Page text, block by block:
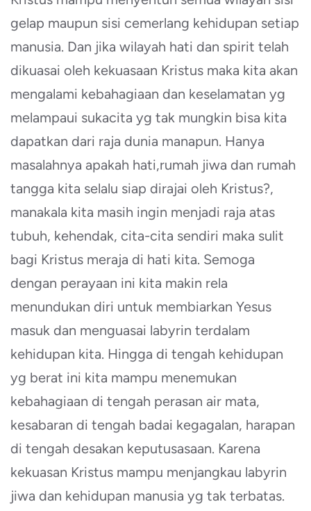
gelap maupun sisi cemerlang kehidupan setiap
manusia. Dan jika wilayah hati dan spirit telah
dikuasai oleh kekuasaan Kristus maka kita akan
mengalami kebahagiaan dan keselamatan yg
melampaui sukacita yg tak mungkin bisa kita
dapatkan dari raja dunia manapun. Hanya
masalahnya apakah hati,rumah jiwa dan rumah
tangga kita selalu siap dirajai oleh Kristus?,
manakala kita masih ingin menjadi raja atas
tubuh, kehendak, cita-cita sendiri maka sulit
bagi Kristus meraja di hati kita. Semoga
dengan perayaan ini kita makin rela
menundukan diri untuk membiarkan Yesus
masuk dan menguasai labyrin terdalam
kehidupan kita. Hingga di tengah kehidupan
yg berat ini kita mampu menemukan
kebahagiaan di tengah perasan air mata,
kesabaran di tengah badai kegagalan, harapan
di tengah desakan keputusasaan. Karena
kekuasan Kristus mampu menjangkau labyrin
jiwa dan kehidupan manusia yg tak terbatas.